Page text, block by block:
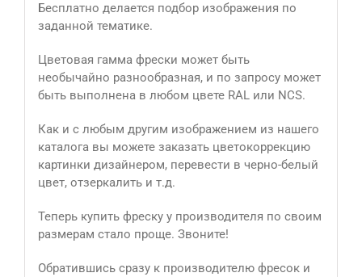
Бесплатно делается подбор изображения по
заданной тематике.
Цветовая гамма фрески может быть
необычайно разнообразная, и по запросу может
быть выполнена в любом цвете RAL или NCS.
Как и с любым другим изображением из нашего
каталога вы можете заказать цветокоррекцию
картинки дизайнером, перевести в черно-белый
цвет, отзеркалить и т.д.
Теперь купить фреску у производителя по своим
размерам стало проще. Звоните!
Обратившись сразу к производителю фресок и